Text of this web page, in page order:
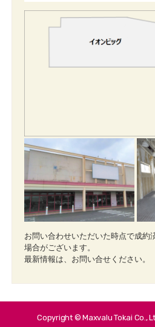
お問い合わせいただいた時点で成約
場合がございます。
最新情報は、お問い合せください。
Copyright © Maxvalu Tokai Co.,